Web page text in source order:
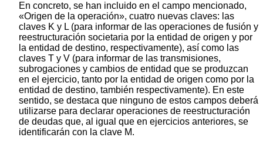
En concreto, se han incluido en el campo mencionado,
«Origen de la operación», cuatro nuevas claves: las
claves K y L (para informar de las operaciones de fusión y
reestructuración societaria por la entidad de origen y por
la entidad de destino, respectivamente), así como las
claves T y V (para informar de las transmisiones,
subrogaciones y cambios de entidad que se produzcan
en el ejercicio, tanto por la entidad de origen como por la
entidad de destino, también respectivamente). En este
sentido, se destaca que ninguno de estos campos deberá
utilizarse para declarar operaciones de reestructuración
de deudas que, al igual que en ejercicios anteriores, se
identificarán con la clave M.